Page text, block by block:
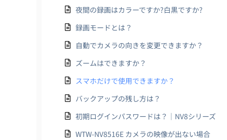
夜間の録画はカラーですか?白黒ですか?
録画モードとは？
自動でカメラの向きを変更できますか？
ズームはできますか？
スマホだけで使用できますか？
バックアップの残し方は？
初期ログインパスワードは？｜NV8シリーズ
WTW-NV8516E カメラの映像が出ない場合